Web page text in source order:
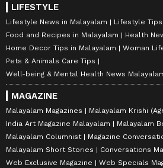
LIFESTYLE
Lifestyle News in Malayalam
Lifestyle
Food and Recipes in Malayalam
Health
Home Decor Tips in Malayalam
Woman
Pets & Animals Care Tips
Well-being & Mental Health News
MAGAZINE
Malayalam Magazines
Malayalam Krishi
India Art Magazine Malayalam
Malayalam
Malayalam Columnist
Magazine
Malayalam Short Stories
Conversations
Web Exclusive Magazine
Web Specials